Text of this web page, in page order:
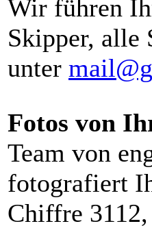
Wir führen
Skipper, alle
unter
Fotos von
Team von
fotografiert
Chiffre